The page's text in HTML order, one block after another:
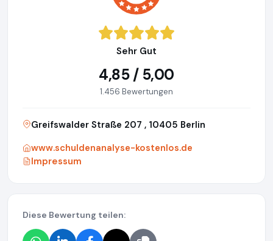
Sehr Gut
4,85 / 5,00
1.456 Bewertungen
Greifswalder Straße 207 , 10405 Berlin
www.schuldenanalyse-kostenlos.de
Impressum
Diese Bewertung teilen: